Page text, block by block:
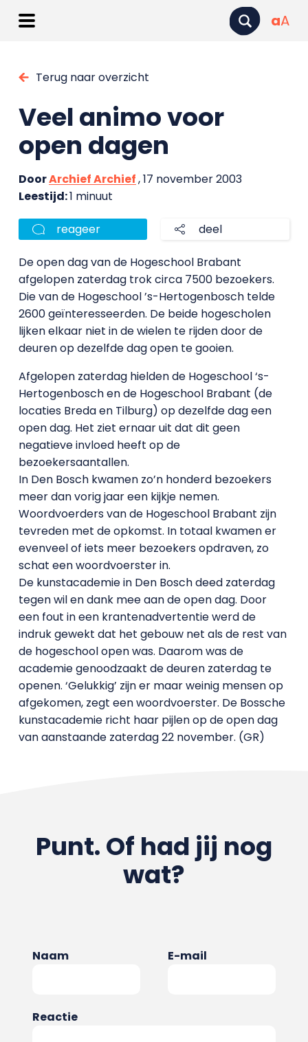
aA
Terug naar overzicht
Veel animo voor
open dagen
DoorArchief Archief, 17 november 2003
Leestijd:1 minuut
reageer deel
De open dag van de Hogeschool Brabant
afgelopen zaterdag trok circa 7500 bezoekers.
Die van de Hogeschool ’s-Hertogenbosch telde
2600 geïnteresseerden. De beide hogescholen
lijken elkaar niet in de wielen te rijden door de
deuren op dezelfde dag open te gooien.
Afgelopen zaterdag hielden de Hogeschool ‘s-
Hertogenbosch en de Hogeschool Brabant (de
locaties Breda en Tilburg) op dezelfde dag een
open dag. Het ziet ernaar uit dat dit geen
negatieve invloed heeft op de
bezoekersaantallen.
In Den Bosch kwamen zo’n honderd bezoekers
meer dan vorig jaar een kijkje nemen.
Woordvoerders van de Hogeschool Brabant zijn
tevreden met de opkomst. In totaal kwamen er
evenveel of iets meer bezoekers opdraven, zo
schat een woordvoerster in.
De kunstacademie in Den Bosch deed zaterdag
tegen wil en dank mee aan de open dag. Door
een fout in een krantenadvertentie werd de
indruk gewekt dat het gebouw net als de rest van
de hogeschool open was. Daarom was de
academie genoodzaakt de deuren zaterdag te
openen. ‘Gelukkig’ zijn er maar weinig mensen op
afgekomen, zegt een woordvoerster. De Bossche
kunstacademie richt haar pijlen op de open dag
van aanstaande zaterdag 22 november. (GR)
Punt. Of had jij nog
wat?
Naam E-mail
Reactie